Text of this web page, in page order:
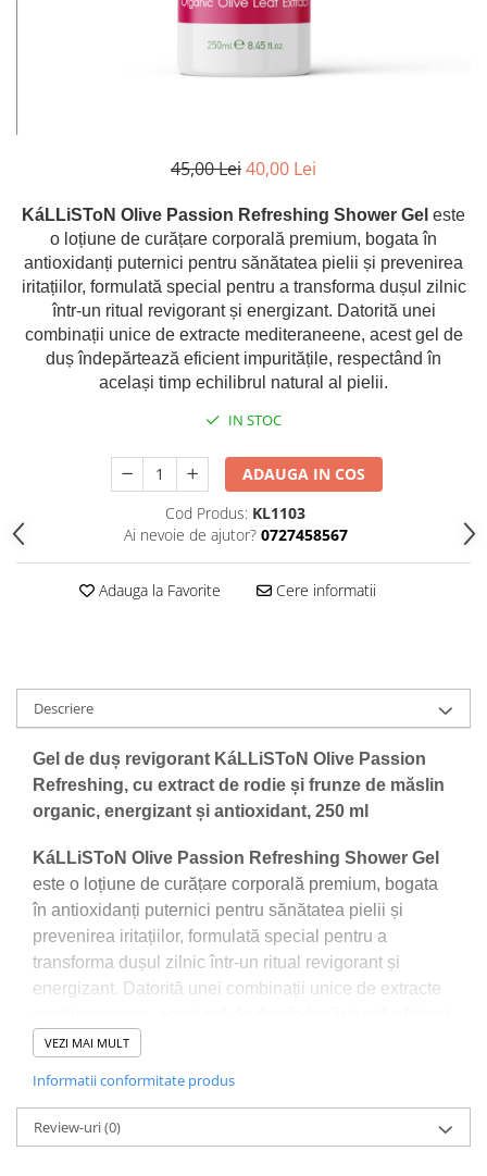
Parfumuri arabesti
Produse Cosmetice Coreene
Creme pentru maini si picioare
45,00 Lei40,00 Lei
KáLLiSToN Olive Passion Refreshing Shower Gel este
o loțiune de curățare corporală premium, bogata în
antioxidanți puternici pentru sănătatea pielii și prevenirea
iritațiilor, formulată special pentru a transforma dușul zilnic
într-un ritual revigorant și energizant. Datorită unei
combinații unice de extracte mediteraneene, acest gel de
duș îndepărtează eficient impuritățile, respectând în
același timp echilibrul natural al pielii.
IN STOC
ADAUGA IN COS
Cod Produs: KL1103
Ai nevoie de ajutor? 0727458567
Adauga la Favorite Cere informatii
Descriere
Gel de duș revigorant KáLLiSToN Olive Passion
Refreshing, cu extract de rodie și frunze de măslin
organic, energizant și antioxidant, 250 ml
KáLLiSToN Olive Passion Refreshing Shower Gel
este o loțiune de curățare corporală premium, bogata
în antioxidanți puternici pentru sănătatea pielii și
prevenirea iritațiilor, formulată special pentru a
transforma dușul zilnic într-un ritual revigorant și
energizant. Datorită unei combinații unice de extracte
impuritățile, respectând în același timp echilibrul
de prospețime de lungă durată și o piele profund
hidratată.
🧪Ingrediente active cheie:
VEZI MAI MULT
Informatii conformitate produs
Review-uri(0)